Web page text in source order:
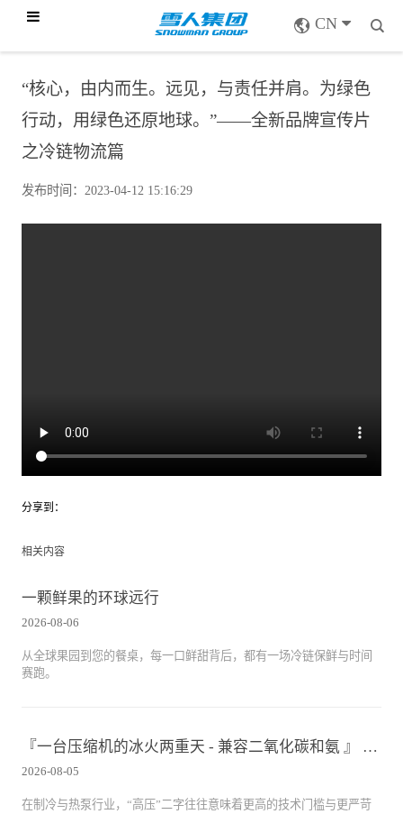
CN
“核心，由内而生。远见，与责任并肩。为绿色
行动，用绿色还原地球。”——全新品牌宣传片
之冷链物流篇
发布时间：2023-04-12 15:16:29
分享到：
相关内容
一颗鲜果的环球远行
2026-08-06
从全球果园到您的餐桌，每一口鲜甜背后，都有一场冷链保鲜与时间
赛跑。
『一台压缩机的冰火两重天 - 兼容二氧化碳和氨 』 雪人SRH开启式高压螺杆压缩机
2026-08-05
在制冷与热泵行业，“高压”二字往往意味着更高的技术门槛与更严苛